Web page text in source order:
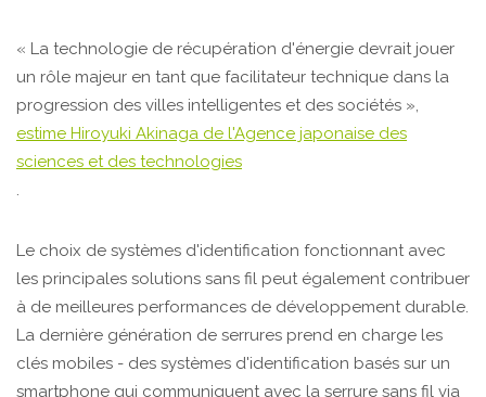
« La technologie de récupération d'énergie devrait jouer
un rôle majeur en tant que facilitateur technique dans la
progression des villes intelligentes et des sociétés »,
estime Hiroyuki Akinaga de l'Agence japonaise des
sciences et des technologies
.
Le choix de systèmes d'identification fonctionnant avec
les principales solutions sans fil peut également contribuer
à de meilleures performances de développement durable.
La dernière génération de serrures prend en charge les
clés mobiles - des systèmes d'identification basés sur un
smartphone qui communiquent avec la serrure sans fil via